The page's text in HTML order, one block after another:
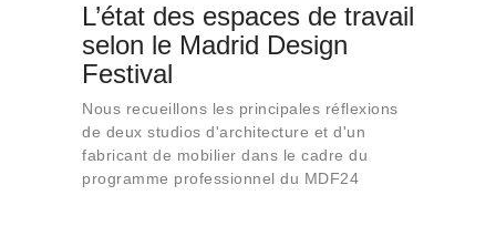
Collaborations
Qui sommes-nous
Contact
L’état des espaces de travail
selon le Madrid Design
Festival
Nous recueillons les principales réflexions
de deux studios d'architecture et d'un
fabricant de mobilier dans le cadre du
programme professionnel du MDF24